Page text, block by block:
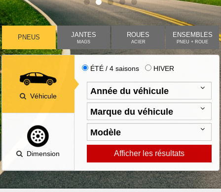
PNEUS JANTES
MAGS
ROUES
ACIER
ENSEMBLES
PNEU + ROUE
Véhicule
Dimension
ÉTÉ / 4 saisons HIVER
Afficher les résultats